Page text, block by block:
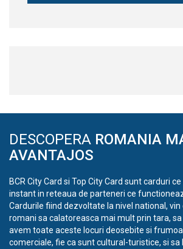
DESCOPERA ROMANIA
AVANTAJOS
BCR City Card si Top City Card sunt carduri
instant in reteaua de parteneri ce
Cardurile fiind dezvoltate la nivel national,
romani sa calatoreasca mai mult prin tara,
avem toate aceste locuri deosebite si
comerciale, fie ca sunt cultural-turistice, si sa